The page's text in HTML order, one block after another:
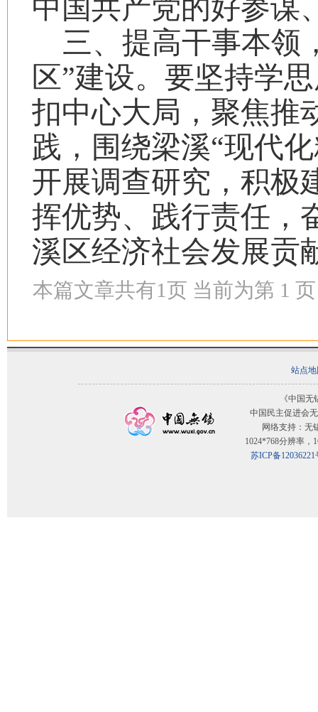
中国共产党的好参谋
三、提高干事本领
区”建设。 要坚持学
扣中心大局，聚焦推
践，围绕梁溪“现代
开展调查研究，积极
挥优势、践行责任，
溪区经济社会发展贡
本篇文章共有1页 当前为第 1 页
站点
《中国
中国民主促进会
网络支持：无
1024*768分辨率，
苏ICP备12036221